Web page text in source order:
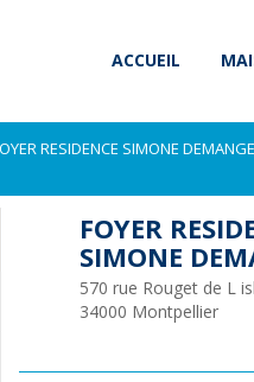
ACCUEIL
RESIDENCE SIMONE
FOYER
SIMONE
570 rue Rouget de L
34000 Montpellier